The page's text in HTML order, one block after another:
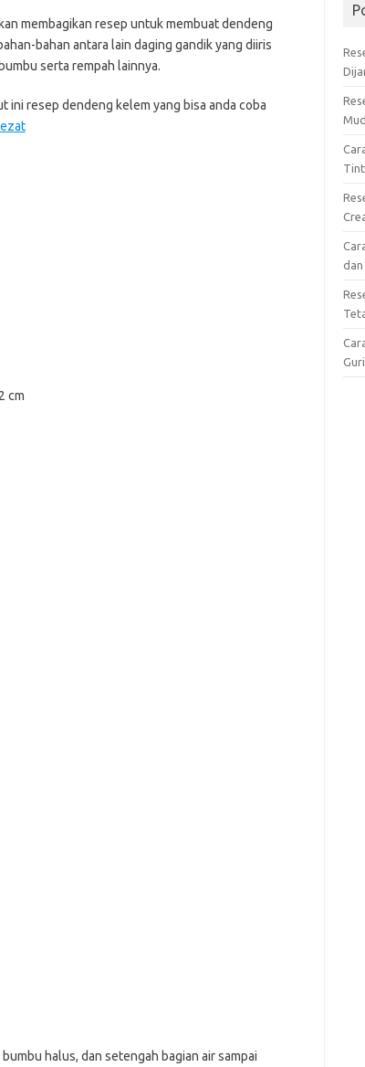
membagikan resep untuk membuat dendeng
bahan antara lain daging gandik yang diiris
serta rempah lainnya.
ini resep dendeng kelem yang bisa anda coba
cm
halus, dan setengah bagian air sampai